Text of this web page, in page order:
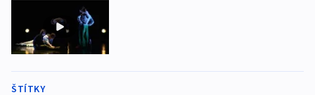
ŠTÍTKY